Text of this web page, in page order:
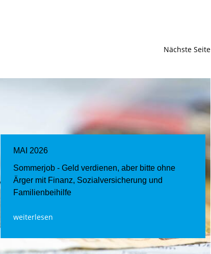
Nächste Seite
MAI 2026
Sommerjob - Geld verdienen, aber bitte ohne
Ärger mit Finanz, Sozialversicherung und
Familienbeihilfe
weiterlesen